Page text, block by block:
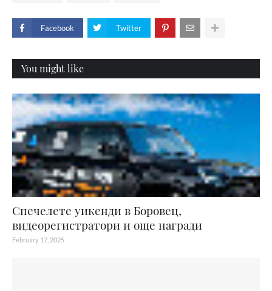
Facebook Twitter
You might like
Спечелете уикенди в Боровец,
видеорегистратори и още награди
February 17, 2025